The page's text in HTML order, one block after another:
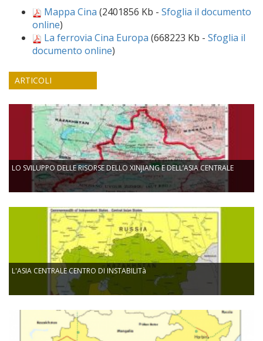
Mappa Cina (2401856 Kb - Sfoglia il documento
online)
La ferrovia Cina Europa (668223 Kb - Sfoglia il
documento online)
ARTICOLI
LO SVILUPPO DELLE RISORSE DELLO XINJIANG E DELL’ASIA CENTRALE
L'ASIA CENTRALE CENTRO DI INSTABILITà